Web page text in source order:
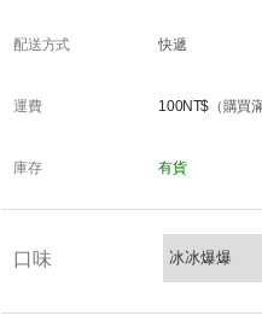
配送方式 快遞
運費 100NT$ （購買
庫存 有貨
口味